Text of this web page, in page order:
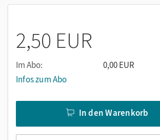
2,50 EUR
Im Abo:
0,00 EUR
Infos zum Abo
In den Warenkorb